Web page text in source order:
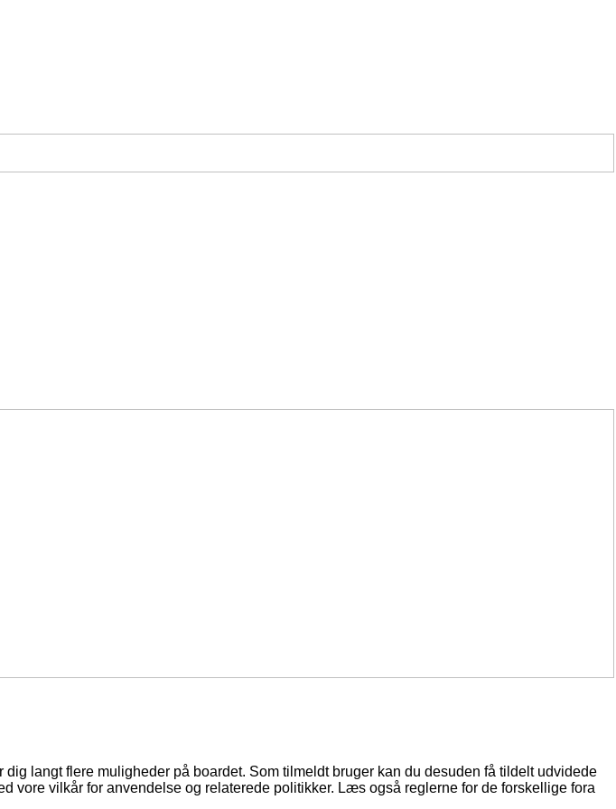
langt flere muligheder på boardet. Som tilmeldt bruger kan du desuden få tildelt udvidede
vore vilkår for anvendelse og relaterede politikker. Læs også reglerne for de forskellige fora